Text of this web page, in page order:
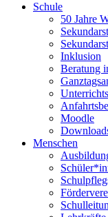
Schule
50 Jahre
Inklusion
Beratung
Moodle
Menschen